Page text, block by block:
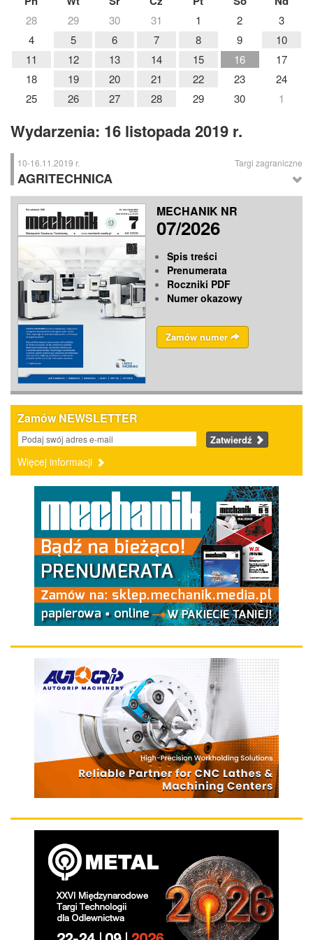
28 29 30 31 1 2
3
4
5 6 7 8 9
10
11
12 13 14 15 16
17
18
19 20 21 22 23
24
25
26 27 28 29 30 1
Wydarzenia: 16 listopada 2019 r.
10-16.11.2019 r. Targi zagraniczne
AGRITECHNICA
AGRITECHNICA– Międzynarodowe Targi Producentów Sprzętu
Rolniczego, Hanower (Niemcy)
MECHANIK NR
07/2026
Spis treści
Prenumerata
Roczniki PDF
Numer okazowy
Zamów numer
Zamów NEWSLETTER
Zatwierdź
Więcej informacji